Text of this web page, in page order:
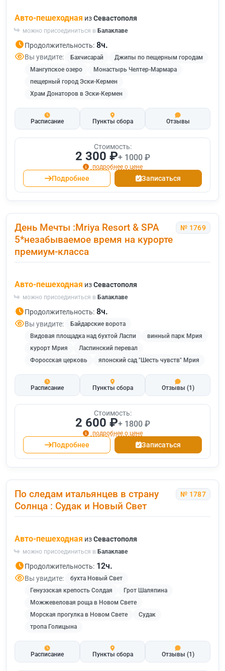
Авто-пешеходная изСевастополя
можно присоединиться в Балаклаве
Продолжительность: 8ч.
Вы увидите: Бахчисарай
Джипы по пещерным городам
Мангупское озеро
Монастырь Челтер-Мармара
пещерный город Эски-Кермен
Храм Донаторов в Эски-Кермен
Расписание Пункты сбора Отзывы
Стоимость:
2 300 ₽+ 1000 ₽
подробнее о цене
Подробнее Записаться
День Мечты :Mriya Resort & SPA
5*незабываемое время на курорте
премиум-класса
№ 1769
Авто-пешеходная изСевастополя
можно присоединиться в Балаклаве
Продолжительность: 8ч.
Вы увидите:
Байдарские ворота
Видовая площадка над бухтой Ласпи
винный парк Мрия
курорт Мрия
Ласпинский перевал
Форосская церковь
японский сад "Шесть чувств" Мрия
Расписание Пункты сбора Отзывы (1)
Стоимость:
2 600 ₽+ 1800 ₽
подробнее о цене
Подробнее Записаться
По следам итальянцев в страну
Солнца : Судак и Новый Свет
№ 1787
Авто-пешеходная изСевастополя
можно присоединиться в Балаклаве
Продолжительность: 12ч.
Вы увидите:
бухта Новый Свет
Генуэзская крепость Солдая
Грот Шаляпина
Можжевеловая роща в Новом Свете
Морская прогулка в Новом Свете
Судак
тропа Голицына
Расписание Пункты сбора Отзывы (1)